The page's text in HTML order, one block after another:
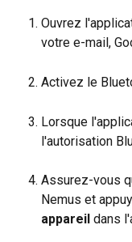
Ouvrez
votre e-mail,
Activez le
Lorsque
l'autorisation
Assurez-vous
Nemus et
appareil dans